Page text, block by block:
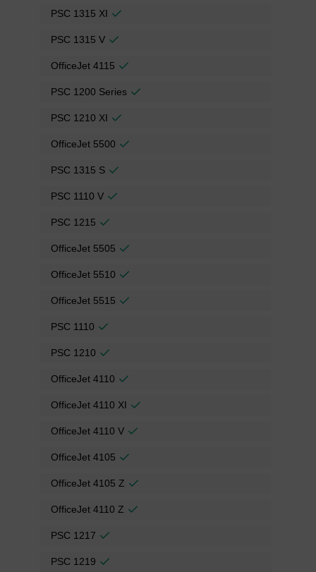
PSC 1315 XI
PSC 1315 V
OfficeJet 4115
PSC 1200 Series
PSC 1210 XI
OfficeJet 5500
PSC 1315 S
PSC 1110 V
PSC 1215
OfficeJet 5505
OfficeJet 5510
OfficeJet 5515
PSC 1110
PSC 1210
OfficeJet 4110
OfficeJet 4110 XI
OfficeJet 4110 V
OfficeJet 4105
OfficeJet 4105 Z
OfficeJet 4110 Z
PSC 1217
PSC 1219